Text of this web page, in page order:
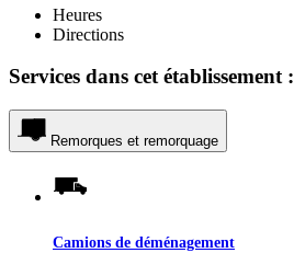
Heures
Directions
Services dans cet établissement :
Remorques et remorquage
Camions de déménagement